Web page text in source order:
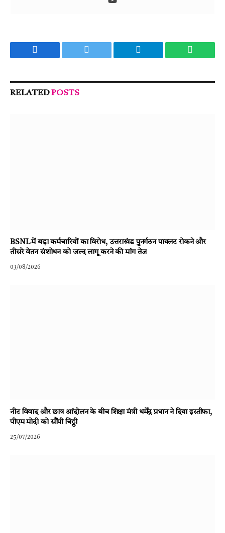
Facebook Twitter Telegram
RELATEDPOSTS
BSNL में बढ़ा कर्मचारियों का विरोध, उत्तराखंड पुनर्गठन पायलट रोकने और
तीसरे वेतन संशोधन को जल्द लागू करने की मांग तेज
03/08/2026
नीट विवाद और छात्र आंदोलन के बीच शिक्षा मंत्री धर्मेंद्र प्रधान ने दिया इस्तीफा,
पीएम मोदी को सौंपी चिट्ठी
25/07/2026